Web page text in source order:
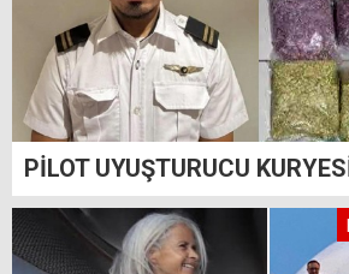
PİLOT UYUŞTURUCU